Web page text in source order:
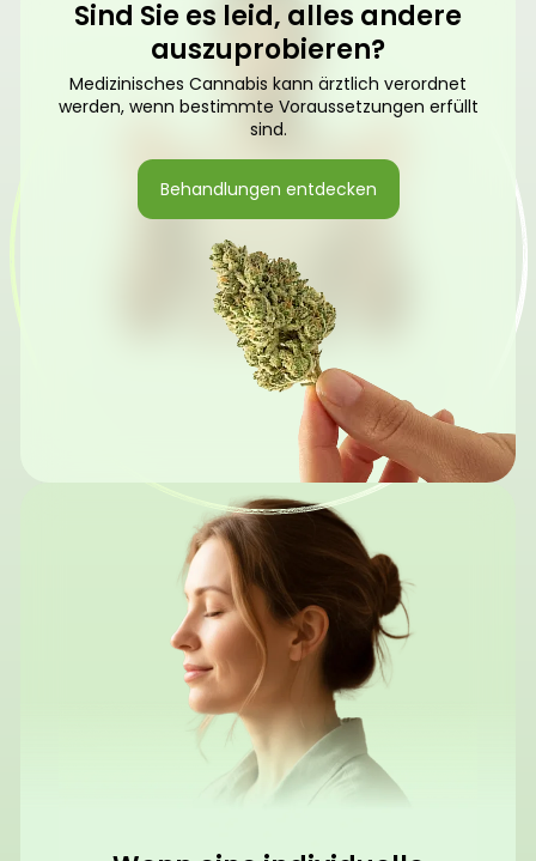
Sind Sie es leid, alles andere
auszuprobieren?
Medizinisches Cannabis kann ärztlich verordnet
werden, wenn bestimmte Voraussetzungen erfüllt
sind.
Behandlungen entdecken